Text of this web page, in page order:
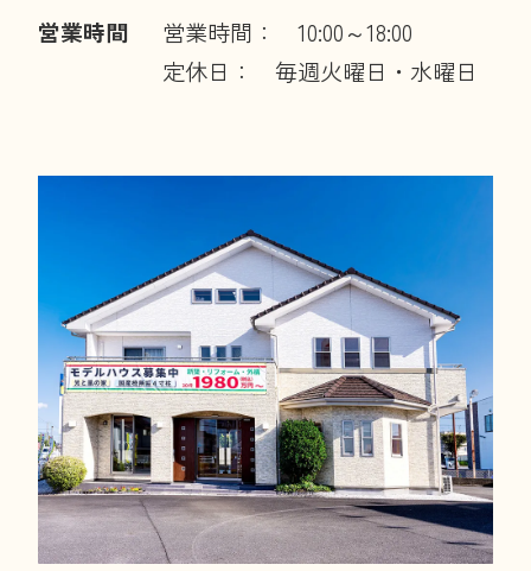
営業時間
営業時間： 10:00～18:00
定休日： 毎週火曜日・水曜日